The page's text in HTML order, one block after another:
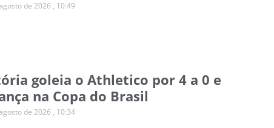
de 2026 10:49
goleia o Athletico por 4 a 0 e
na Copa do Brasil
de 2026 10:34